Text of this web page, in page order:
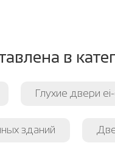
в
Глухие двери
зданий